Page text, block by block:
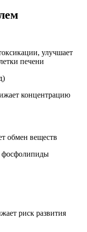
улучшает
печени
концентрацию
обмен веществ
фосфолипиды
риск развития